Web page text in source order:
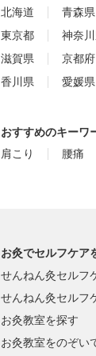
北海道
青森県
東京都
神奈
滋賀県
京都府
香川県
愛媛県
おすすめのキーワ
肩こり
腰痛
お灸でセルフケア
せんねん灸セルフ
せんねん灸セルフ
お灸教室を探す
お灸教室をのぞい